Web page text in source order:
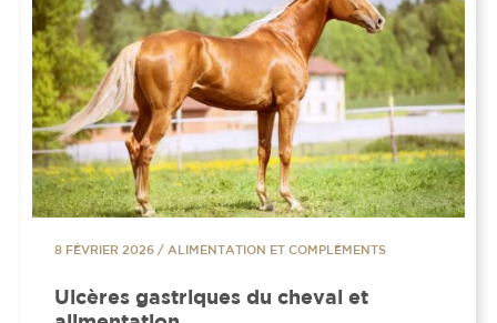
8 FÉVRIER 2026 / ALIMENTATION ET COMPLÉMENTS
Ulcères gastriques du cheval et